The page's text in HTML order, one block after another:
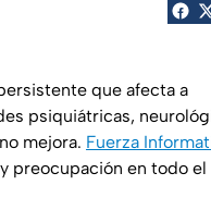
que afecta a
psiquiátricas,
mejora. Fuerza
preocupación en todo el